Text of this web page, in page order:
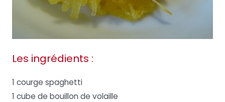
Les ingrédients :
1 courge spaghetti
1 cube de bouillon de volaille